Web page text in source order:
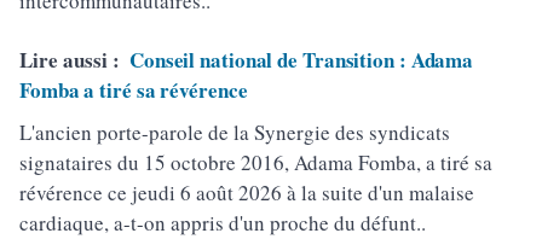
Lire aussi : Conseil national de Transition : Adama
Fomba a tiré sa révérence
L'ancien porte-parole de la Synergie des syndicats
signataires du 15 octobre 2016, Adama Fomba, a tiré sa
révérence ce jeudi 6 août 2026 à la suite d'un malaise
cardiaque, a-t-on appris d'un proche du défunt..